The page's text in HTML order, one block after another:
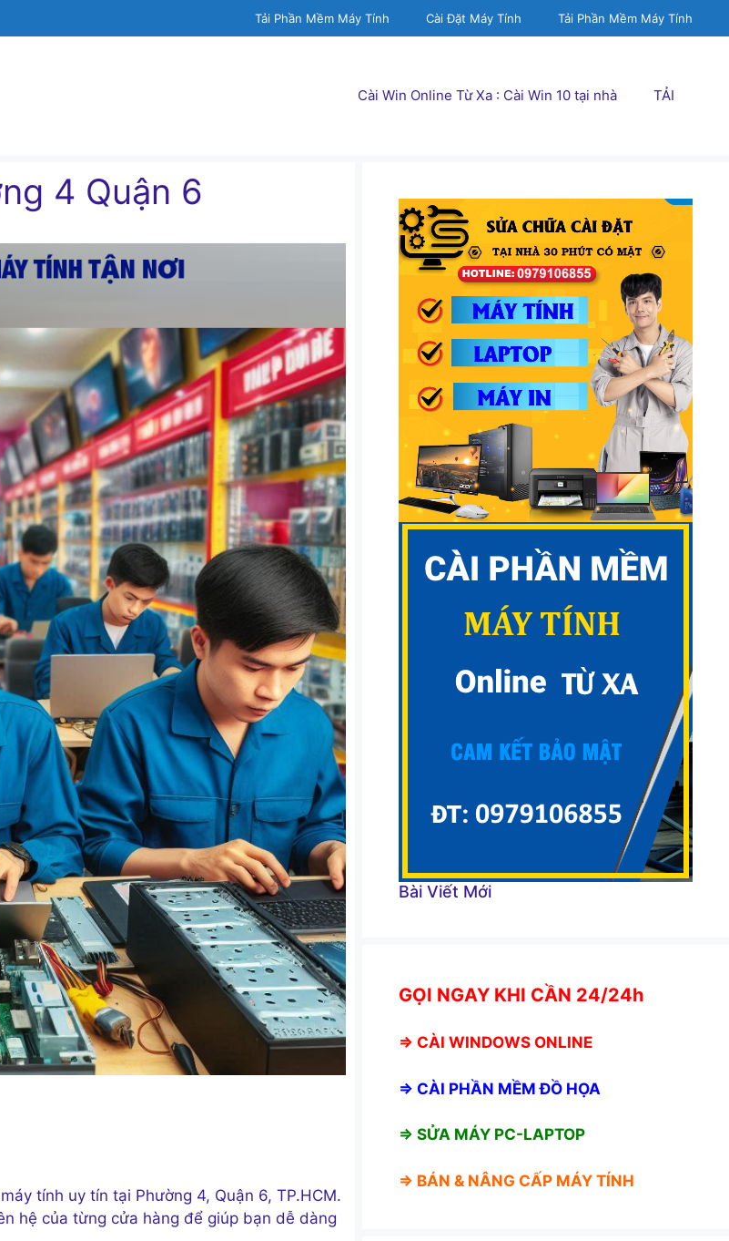
Tải Phần Mềm Máy Tính Cài Đặt Máy Tính Tải Phần Mềm Máy Tính
Cài Win Online Từ Xa : Cài Win 10 tại nhà TẢI
4 Quận 6
tính uy tín tại Phường 4, Quận 6, TP.HCM.
hệ của từng cửa hàng để giúp bạn dễ dàng
Bài Viết Mới
GỌI NGAY KHI CẦN 24/24h
⇒ CÀI WINDOWS ONLINE
⇒ CÀI PHẦN MỀM ĐỒ HỌA
⇒ SỬA MÁY PC-LAPTOP
⇒ BÁN & NÂNG CẤP MÁY TÍNH